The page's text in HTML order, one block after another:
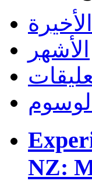
الأخيرة
الأشهر
الوسوم
NZ: